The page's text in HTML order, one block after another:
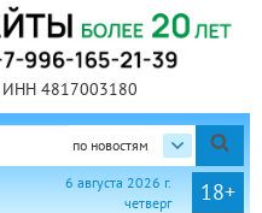
ИНН 4817003180
по новостям
18+
6 августа 2026 г.
четверг